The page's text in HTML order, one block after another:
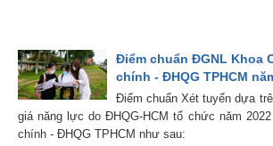
Điểm chuẩn ĐGNL Khoa
chính - ĐHQG TPHCM
Điểm chuẩn Xét tuyển dựa
giá năng lực do ĐHQG-HCM tổ chức năm
chính - ĐHQG TPHCM như sau: